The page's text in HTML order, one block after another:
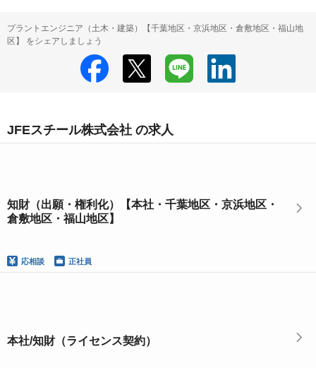
プラントエンジニア（土木・建築）【千葉地区・京浜地区・倉敷地区・福山地
区】 をシェアしましょう
JFEスチール株式会社 の求人
知財（出願・権利化）【本社・千葉地区・京浜地区・
倉敷地区・福山地区】
応相談 正社員
本社/知財（ライセンス契約）